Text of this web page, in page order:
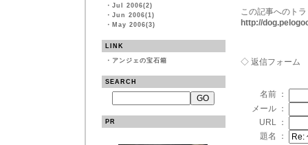
・ Jul 2006(2)
・ Jun 2006(1)
・ May 2006(3)
LINK
・ アンジェの宝石箱
SEARCH
PR
この記事へのト
http://
◇ 返信フォーム
名前 ：
メール ：
URL ：
題名 ：